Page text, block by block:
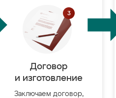
Договор
и изготовление
Заключаем договор,